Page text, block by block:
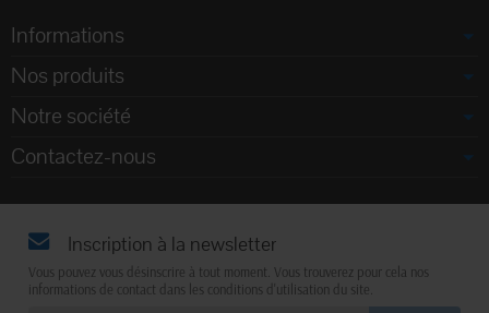
Informations
Nos produits
Notre société
Contactez-nous
Inscription à la newsletter
Vous pouvez vous désinscrire à tout moment. Vous trouverez pour cela nos
informations de contact dans les conditions d'utilisation du site.